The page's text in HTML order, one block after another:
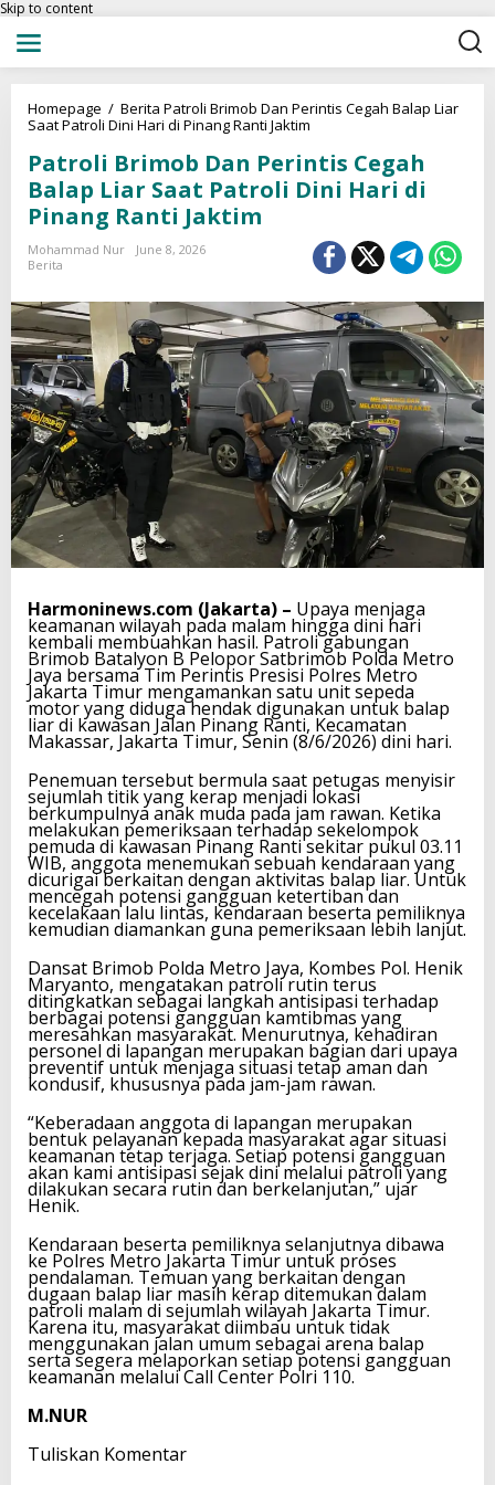
Skip to content
Homepage / Berita Patroli Brimob Dan Perintis Cegah Balap Liar
Saat Patroli Dini Hari di Pinang Ranti Jaktim
Patroli Brimob Dan Perintis Cegah
Balap Liar Saat Patroli Dini Hari di
Pinang Ranti Jaktim
Mohammad Nur
June 8, 2026
Berita
Harmoninews.com (Jakarta) – Upaya menjaga
keamanan wilayah pada malam hingga dini hari
kembali membuahkan hasil. Patroli gabungan
Brimob Batalyon B Pelopor Satbrimob Polda Metro
Jaya bersama Tim Perintis Presisi Polres Metro
Jakarta Timur mengamankan satu unit sepeda
motor yang diduga hendak digunakan untuk balap
liar di kawasan Jalan Pinang Ranti, Kecamatan
Makassar, Jakarta Timur, Senin (8/6/2026) dini hari.
Penemuan tersebut bermula saat petugas menyisir
sejumlah titik yang kerap menjadi lokasi
berkumpulnya anak muda pada jam rawan. Ketika
melakukan pemeriksaan terhadap sekelompok
pemuda di kawasan Pinang Ranti sekitar pukul 03.11
WIB, anggota menemukan sebuah kendaraan yang
dicurigai berkaitan dengan aktivitas balap liar. Untuk
mencegah potensi gangguan ketertiban dan
kecelakaan lalu lintas, kendaraan beserta pemiliknya
kemudian diamankan guna pemeriksaan lebih lanjut.
Dansat Brimob Polda Metro Jaya, Kombes Pol. Henik
Maryanto, mengatakan patroli rutin terus
ditingkatkan sebagai langkah antisipasi terhadap
berbagai potensi gangguan kamtibmas yang
meresahkan masyarakat. Menurutnya, kehadiran
personel di lapangan merupakan bagian dari upaya
preventif untuk menjaga situasi tetap aman dan
kondusif, khususnya pada jam-jam rawan.
“Keberadaan anggota di lapangan merupakan
bentuk pelayanan kepada masyarakat agar situasi
keamanan tetap terjaga. Setiap potensi gangguan
akan kami antisipasi sejak dini melalui patroli yang
dilakukan secara rutin dan berkelanjutan,” ujar
Henik.
Kendaraan beserta pemiliknya selanjutnya dibawa
ke Polres Metro Jakarta Timur untuk proses
pendalaman. Temuan yang berkaitan dengan
dugaan balap liar masih kerap ditemukan dalam
patroli malam di sejumlah wilayah Jakarta Timur.
Karena itu, masyarakat diimbau untuk tidak
menggunakan jalan umum sebagai arena balap
serta segera melaporkan setiap potensi gangguan
keamanan melalui Call Center Polri 110.
M.NUR
Tuliskan Komentar